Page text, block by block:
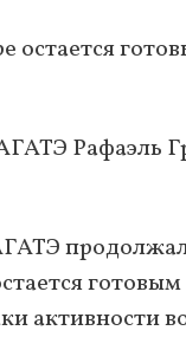
остается
Рафаэль
готовым
активности